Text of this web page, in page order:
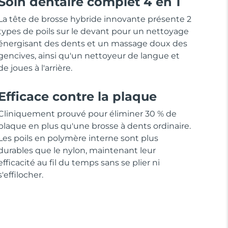
tête de brosse hybride innovante présente 2
de poils sur le devant pour un nettoyage
des dents et un massage doux des
ainsi qu'un nettoyeur de langue et
joues à l'arrière.
contre la plaque
prouvé pour éliminer 30 % de
en plus qu'une brosse à dents ordinaire.
poils en polymère interne sont plus
que le nylon, maintenant leur
au fil du temps sans se plier ni